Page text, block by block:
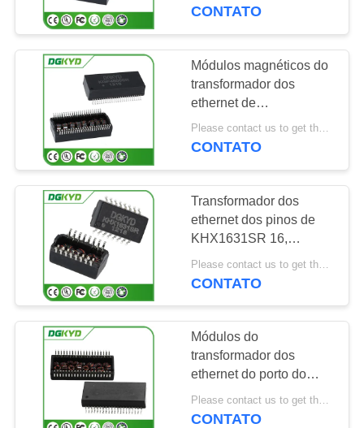
EXCURSÃO
DA
FÁBRICA
CONTROLE
QUALIDADE
CONTACTE-
NOS
PEÇA
UMAS
CITAÇÕES
SITEMAP
Conectores
múltiplos do porto
RJ45
101
Único porto RJ45
byte de KGP4810SR de
CONTATO
Módulos magnéticos do
transformador dos
ethernet de
KGP4806SR com poder
sobre o transformador
Please contact us to get the latest price. MOQ:1 parte
CONTATO
Transformador dos
ethernet dos pinos de
KHX1631SR 16,
transformador dos
ethernet de SMT cat5
CONTATO
Módulos do
transformador dos
ethernet do porto do
quadrilátero de
KH4001SR SMT 10/100
Please contact us to get the latest price. MOQ:1 parte
CONTATO